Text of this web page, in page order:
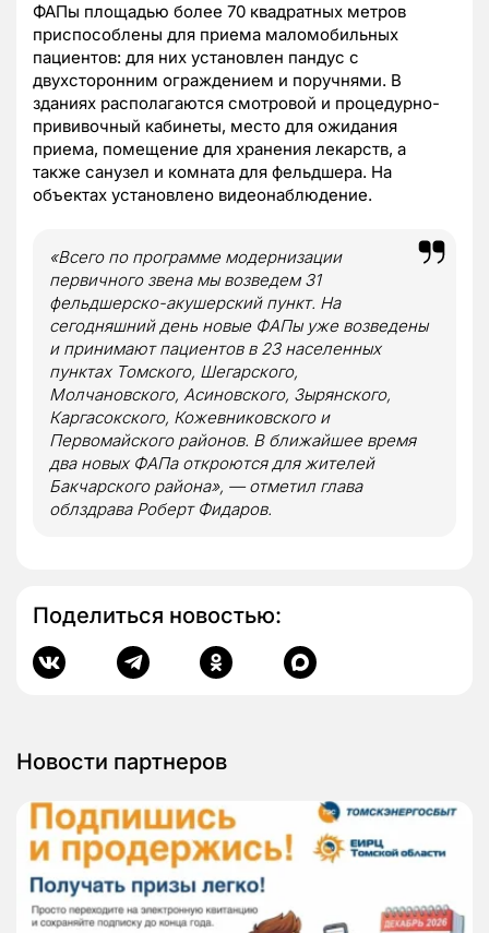
ФАПы площадью более 70 квадратных метров
приспособлены для приема маломобильных
пациентов: для них установлен пандус с
двухсторонним ограждением и поручнями. В
зданиях располагаются смотровой и процедурно-
прививочный кабинеты, место для ожидания
приема, помещение для хранения лекарств, а
также санузел и комната для фельдшера. На
объектах установлено видеонаблюдение.
«Всего по программе модернизации
первичного звена мы возведем 31
фельдшерско-акушерский пункт. На
сегодняшний день новые ФАПы уже возведены
и принимают пациентов в 23 населенных
пунктах Томского, Шегарского,
Молчановского, Асиновского, Зырянского,
Каргасокского, Кожевниковского и
Первомайского районов. В ближайшее время
два новых ФАПа откроются для жителей
Бакчарского района», — отметил глава
облздрава Роберт Фидаров.
Поделиться новостью:
Новости партнеров